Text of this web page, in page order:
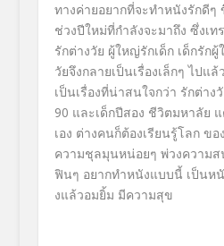
ทางค่ายอยากที่จะทำหนังรักดีๆ
ช่วงปีใหม่ที่กำลังจะมาถึง ซึ่งเ
รักต่างวัย ผู้ใหญ่รักเด็ก เด็กรัก
วัยจึงกลายเป็นเรื่องเล็กๆ ไปแล้
เป็นเรื่องที่น่าสนใจกว่า รักต่าง
90 และเด็กปีสอง ชีวิตมหาลัย
เอง ต่างคนก็ต้องเรียนรู้โลก ข
ความชุลมุนหน่อยๆ พ่วงความ
ฟินๆ อยากทำหนังแบบนี้ เป็นห
งแล้วอมยิ้ม มีความสุข